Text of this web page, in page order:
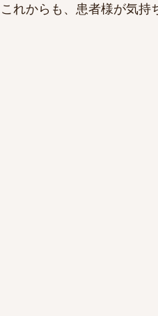
これからも、患者様が気持